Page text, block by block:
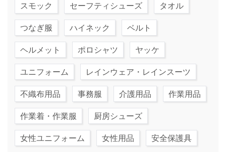
スモック セーフティシューズ タオル
つなぎ服 ハイネック ベルト
ヘルメット ポロシャツ ヤッケ
ユニフォーム レインウェア・レインスーツ
不織布用品 事務服 介護用品 作業用品
作業着・作業服 厨房シューズ
女性ユニフォーム 女性用品 安全保護具